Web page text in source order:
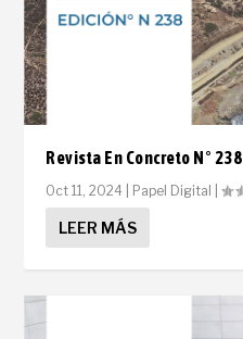
Revista En Concreto N° 238
Oct 11, 2024 Papel Digital |
LEER MÁS